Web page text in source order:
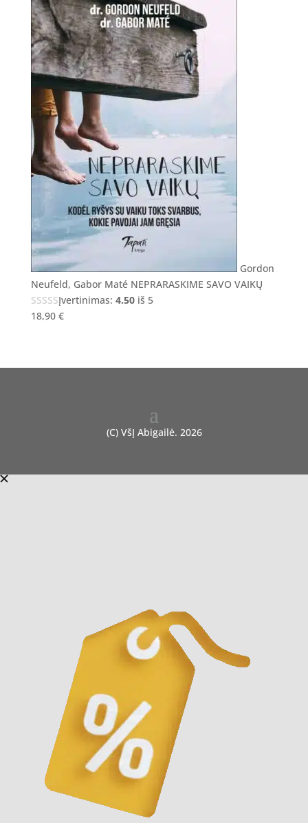
Gordon
Neufeld, Gabor Maté NEPRARASKIME SAVO VAIKŲ
Įvertinimas: 4.50iš 5
18,90 €
(C) VšĮ Abigailė. 2026